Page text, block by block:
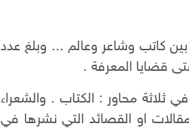
عدد الذين كتبوا في المجلة خلال عمرها كله 393 بين كاتب وشاعر وعالم ... وبلغ عدد
ثلاثة محاور : الكتاب . والشعراء
او القصائد التي نشرها في
العربي وعمارة الدور السكنية بحلب القديمة